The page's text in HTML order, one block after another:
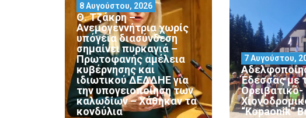
Θ. Τζάκρη –
Ανεμογεννήτρια χωρίς
υπόγεια διασύνδεση
σημαίνει πυρκαγιά –
Πρωτοφανής αμέλεια
κυβέρνησης και
ιδιωτικού ΔΕΔΔΗΕ για
την υπογειοποίηση των
καλωδίων – Χάθηκαν τα
κονδύλια
8 Αυγούστου, 2026
Έδεσσας με
Ορειβατικό-
“Kopaonik”
7 Αυγούστου,